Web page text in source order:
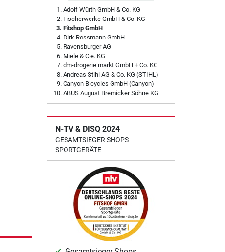
Adolf Würth GmbH & Co. KG
Fischerwerke GmbH & Co. KG
Fitshop GmbH
Dirk Rossmann GmbH
Ravensburger AG
Miele & Cie. KG
dm-drogerie markt GmbH + Co. KG
Andreas Stihl AG & Co. KG (STIHL)
Canyon Bicycles GmbH (Canyon)
ABUS August Bremicker Söhne KG
N-TV & DISQ 2024
GESAMTSIEGER SHOPS
SPORTGERÄTE